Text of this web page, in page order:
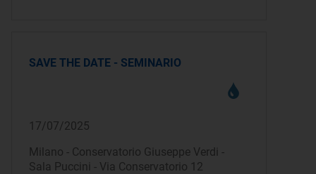
SAVE THE DATE - SEMINARIO
17/07/2025
Milano - Conservatorio Giuseppe Verdi -
Sala Puccini - Via Conservatorio 12